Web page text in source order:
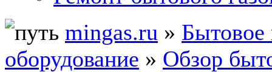
mingas.ru » Бытовое
оборудование » Обзор